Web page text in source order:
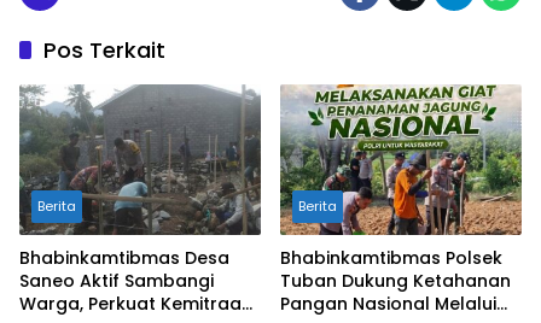
Pos Terkait
Berita
Bhabinkamtibmas Desa
Saneo Aktif Sambangi
Warga, Perkuat Kemitraan
Berita
Bhabinkamtibmas Polsek
Tuban Dukung Ketahanan
Pangan Nasional Melalui